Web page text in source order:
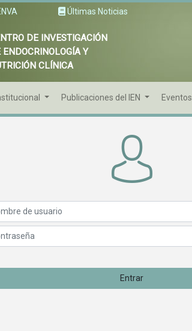
Últimas Noticias
DE INVESTIGACIÓN
ENDOCRINOLOGÍA Y
CLÍNICA
Publicaciones del IEN Eventos
Entrar